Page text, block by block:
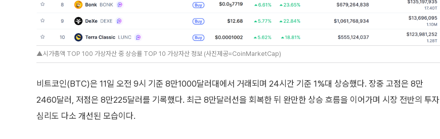
▲시가총액 TOP 100 가상자산 중 상승률 TOP 10 가상자산 정보 (사진제공=CoinMarketCap)
비트코인(BTC)은 11일 오전 9시 기준 8만1000달러대에서 거래되며 24시간 기준 1%대 상승했다. 장중 고점은 8만
2460달러, 저점은 8만225달러를 기록했다. 최근 8만달러선을 회복한 뒤 완만한 상승 흐름을 이어가며 시장 전반의 투자
심리도 다소 개선된 모습이다.